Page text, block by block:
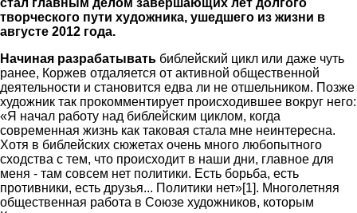
творческого пути художника, ушедшего из жизни в
августе 2012 года.
Начиная разрабатывать библейский цикл или даже чуть
ранее, Коржев отдаляется от активной общественной
деятельности и становится едва ли не отшельником. Позже
художник так прокомментирует происходившее вокруг него:
«Я начал работу над библейским циклом, когда
современная жизнь как таковая стала мне неинтересна.
Хотя в библейских сюжетах очень много любопытного
сходства с тем, что происходит в наши дни, главное для
меня - там совсем нет политики. Есть борьба, есть
противники, есть друзья... Политики нет»[1]. Многолетняя
общественная работа в Союзе художников, которым